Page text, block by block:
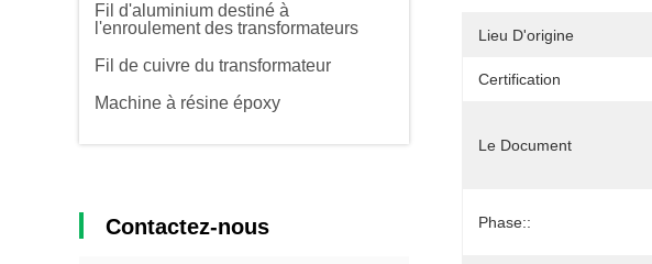
Fil d'aluminium destiné à
l'enroulement des transformateurs
Fil de cuivre du transformateur
Machine à résine époxy
Contactez-nous
Lieu D'origine
Certification
Le Document
Phase::